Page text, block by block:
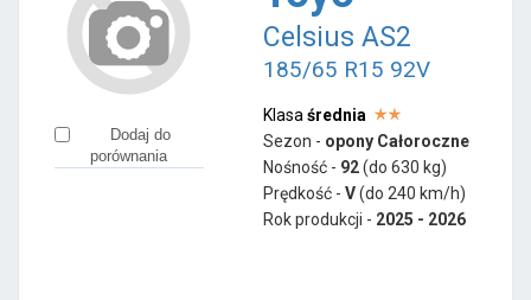
Dodaj do
porównania
Celsius AS2
185/65 R15 92V
Klasa średnia
Sezon - opony Całoroczne
Nośność - 92(do 630 kg)
Prędkość - V(do 240 km/h)
Rok produkcji - 2025 - 2026